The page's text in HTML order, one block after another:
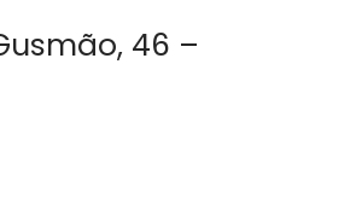
46 –